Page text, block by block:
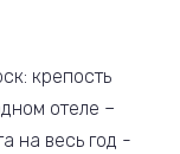
крепость
отеле –
на весь год -